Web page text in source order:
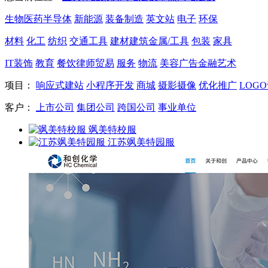
生物医药半导体 新能源 装备制造 英文站 电子 环保
材料 化工 纺织 交通工具 建材建筑金属/工具 包装 家具
IT装饰 教育 餐饮律师贸易 服务 物流 美容广告金融艺术
项目： 响应式建站 小程序开发 商城 摄影摄像 优化推广
客户： 上市公司 集团公司 跨国公司 事业单位
飒美特校服
江苏飒美特园服